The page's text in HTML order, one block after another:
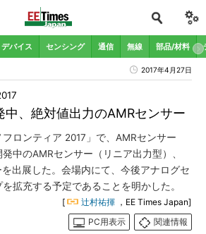
デバイス センシング 通信 無線 部品/材料
2017年4月27日
中、絶対値出力のAMRセンサー
ロンティア 2017」で、AMRセンサー
発中のAMRセンサー（リニア出力型）、
出展した。会場内にて、今後アナログセ
拡充する予定であることを明かした。
[ 辻村祐揮 ，EE Times Japan]
PC用表示
関連情報